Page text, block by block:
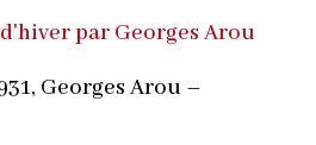
Georges Arou –